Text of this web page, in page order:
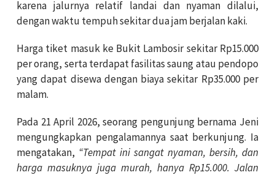
karena jalurnya relatif landai dan nyaman dilalui,
dengan waktu tempuh sekitar dua jam berjalan kaki.
Harga tiket masuk ke Bukit Lambosir sekitar Rp15.000
per orang, serta terdapat fasilitas saung atau pendopo
yang dapat disewa dengan biaya sekitar Rp35.000 per
malam.
Pada 21 April 2026, seorang pengunjung bernama Jeni
mengungkapkan pengalamannya saat berkunjung. Ia
mengatakan, “Tempat ini sangat nyaman, bersih, dan
harga masuknya juga murah, hanya Rp15.000. Jalan